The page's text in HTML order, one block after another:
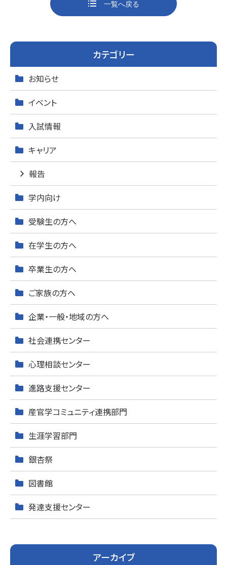
k
一覧へ戻る
カテゴリー
お知らせ
イベント
入試情報
キャリア
報告
学内向け
受験生の方へ
在学生の方へ
卒業生の方へ
ご家族の方へ
企業・一般・地域の方へ
社会連携センター
心理相談センター
進路支援センター
産官学コミュニティ連携部門
生涯学習部門
銀杏祭
図書館
発達支援センター
アーカイブ